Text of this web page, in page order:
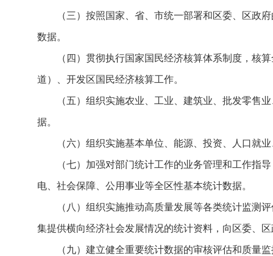
（三）按照国家、省、市统一部署和区委、区政
数据。
（四）贯彻执行国家国民经济核算体系制度，核
道）、开发区国民经济核算工作。
（五）组织实施农业、工业、建筑业、批发零售
据。
（六）组织实施基本单位、能源、投资、人口就
（七）加强对部门统计工作的业务管理和工作指
电、社会保障、公用事业等全区性基本统计数据。
（八）组织实施推动高质量发展等各类统计监测
集提供横向经济社会发展情况的统计资料，向区委、
（九）建立健全重要统计数据的审核评估和质量